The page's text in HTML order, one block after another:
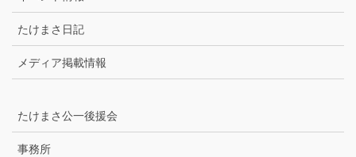
たけまさ日記
メディア掲載情報
たけまさ公一後援会
事務所